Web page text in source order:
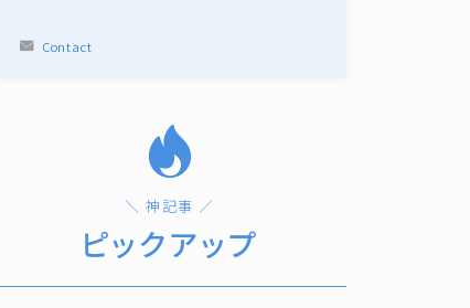
Contact
＼ 神記事 ／
ピックアップ